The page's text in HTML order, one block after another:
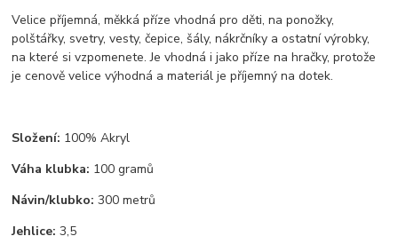
Velice příjemná, měkká příze vhodná pro děti, na ponožky,
polštářky, svetry, vesty, čepice, šály, nákrčníky a ostatní výrobky,
na které si vzpomenete. Je vhodná i jako příze na hračky, protože
je cenově velice výhodná a materiál je příjemný na dotek.
Složení: 100% Akryl
Váha klubka: 100 gramů
Návin/klubko:300 metrů
Jehlice: 3,5